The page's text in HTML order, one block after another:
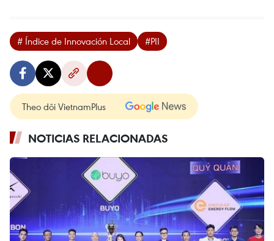
# Índice de Innovación Local #PII
Theo dõi VietnamPlus
NOTICIAS RELACIONADAS